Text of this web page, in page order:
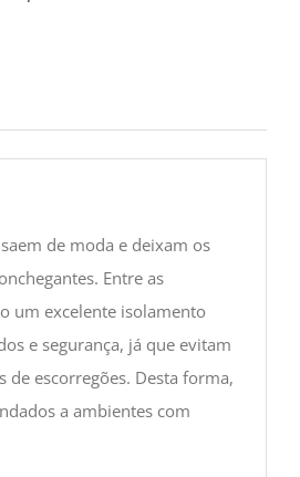
de moda e deixam os
Entre as
um excelente isolamento
e segurança, já que evitam
de escorregões. Desta forma,
a ambientes com